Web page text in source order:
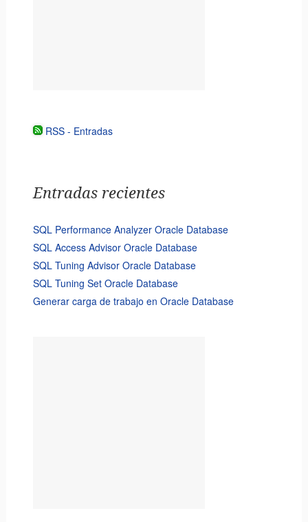
RSS - Entradas
Entradas recientes
SQL Performance Analyzer Oracle Database
SQL Access Advisor Oracle Database
SQL Tuning Advisor Oracle Database
SQL Tuning Set Oracle Database
Generar carga de trabajo en Oracle Database